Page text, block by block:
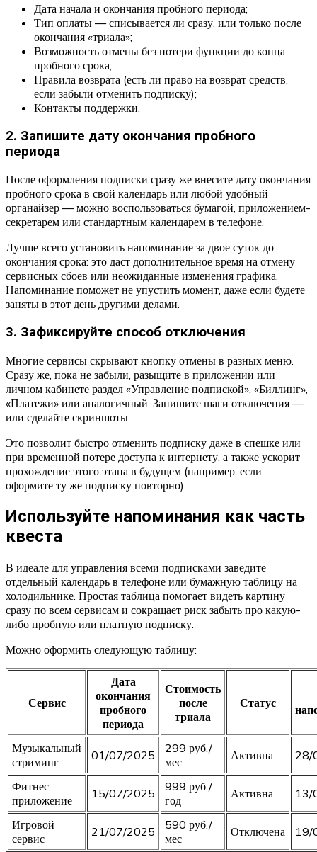
Дата начала и окончания пробного периода;
Тип оплаты — списывается ли сразу, или только после
окончания «триала»;
Возможность отмены без потери функции до конца
пробного срока;
Правила возврата (есть ли право на возврат средств,
если забыли отменить подписку);
Контакты поддержки.
2. Запишите дату окончания пробного
периода
После оформления подписки сразу же внесите дату окончания
пробного срока в свой календарь или любой удобный
органайзер — можно воспользоваться бумагой, приложением-
секретарем или стандартным календарем в телефоне.
Лучше всего установить напоминание за двое суток до
окончания срока: это даст дополнительное время на отмену
сервисных сбоев или неожиданные изменения графика.
Напоминание поможет не упустить момент, даже если будете
заняты в этот день другими делами.
3. Зафиксируйте способ отключения
Многие сервисы скрывают кнопку отмены в разных меню.
Сразу же, пока не забыли, разыщите в приложении или
личном кабинете раздел «Управление подпиской», «Биллинг»,
«Платежи» или аналогичный. Запишите шаги отключения —
или сделайте скриншоты.
Это позволит быстро отменить подписку даже в спешке или
при временной потере доступа к интернету, а также ускорит
прохождение этого этапа в будущем (например, если
оформите ту же подписку повторно).
Используйте напоминания как часть
квеста
В идеале для управления всеми подписками заведите
отдельный календарь в телефоне или бумажную таблицу на
холодильнике. Простая таблица помогает видеть картину
сразу по всем сервисам и сокращает риск забыть про какую-
либо пробную или платную подписку.
Можно оформить следующую таблицу:
Сервис
Дата
окончания
пробного
периода
Стоимость
после
триала
Статус
Музыкальный
стриминг
01/07/2025
299 руб./
мес
Активна 28/
Фитнес
приложение
15/07/2025
999 руб./
год
Активна 13/
Игровой
сервис
21/07/2025
590 руб./
мес
Отключена 19/